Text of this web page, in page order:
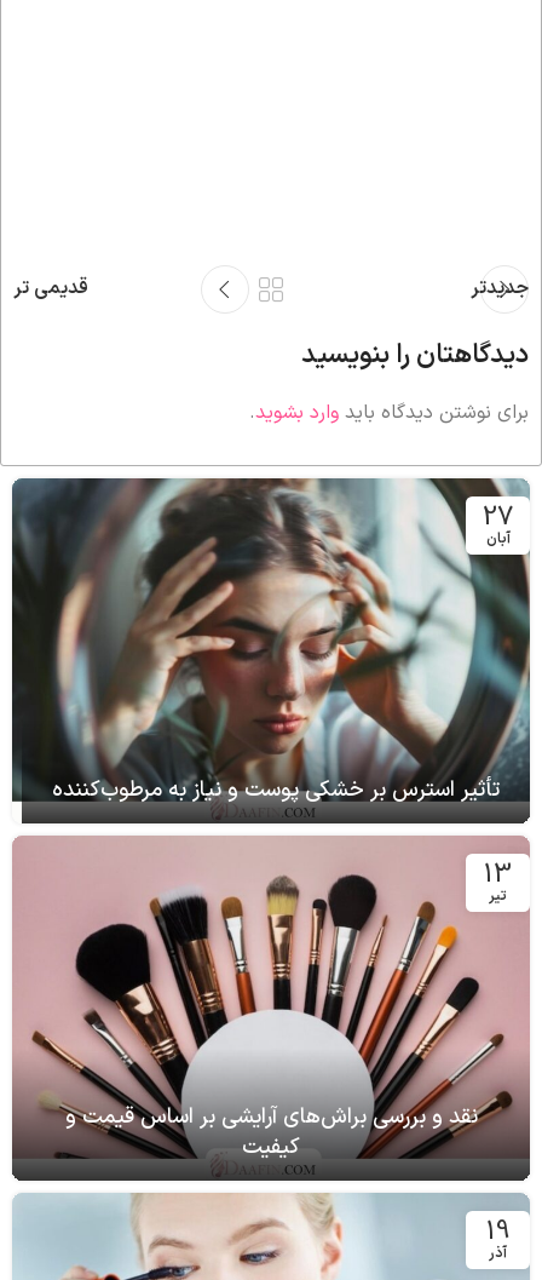
جدیدتر قدیمی تر
دیدگاهتان را بنویسید
برای نوشتن دیدگاه باید وارد بشوید.
27
آبان
تأثیر استرس بر خشکی پوست و نیاز به مرطوب‌کننده
13
تیر
نقد و بررسی براش‌های آرایشی بر اساس قیمت و
کیفیت
19
آذر